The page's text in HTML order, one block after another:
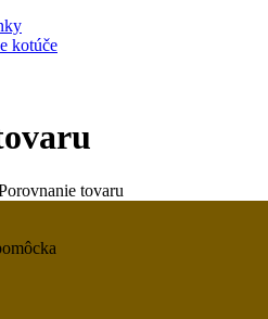
kotúče
tovaru